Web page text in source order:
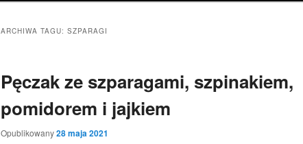
ARCHIWA TAGU: SZPARAGI
Pęczak ze szparagami, szpinakiem,
pomidorem i jajkiem
Opublikowany28 maja 2021